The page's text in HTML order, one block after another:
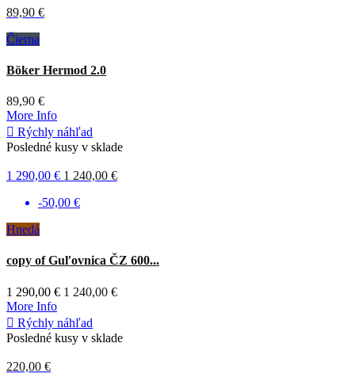
89,90 €
Čierna
Böker Hermod 2.0
89,90 €
More Info
 Rýchly náhľad
Posledné kusy v sklade
1 290,00 € 1 240,00 €
-50,00 €
Hnedá
copy of Guľovnica ČZ 600...
1 290,00 € 1 240,00 €
More Info
 Rýchly náhľad
Posledné kusy v sklade
220,00 €